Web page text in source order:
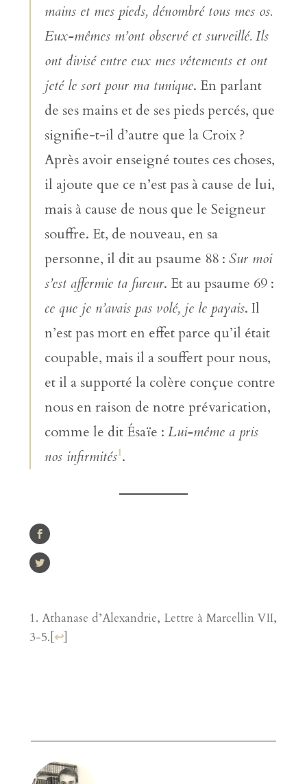
mains et mes pieds, dénombré tous mes os.
Eux-mêmes m’ont observé et surveillé. Ils
ont divisé entre eux mes vêtements et ont
jeté le sort pour ma tunique. En parlant
de ses mains et de ses pieds percés, que
signifie-t-il d’autre que la Croix ?
Après avoir enseigné toutes ces choses,
il ajoute que ce n’est pas à cause de lui,
mais à cause de nous que le Seigneur
souffre. Et, de nouveau, en sa
personne, il dit au psaume 88 : Sur moi
s’est affermie ta fureur. Et au psaume 69 :
ce que je n’avais pas volé, je le payais. Il
n’est pas mort en effet parce qu’il était
coupable, mais il a souffert pour nous,
et il a supporté la colère conçue contre
nous en raison de notre prévarication,
comme le dit Ésaïe : Lui-même a pris
nos infirmités1.
Athanase d’Alexandrie, Lettre à Marcellin VII,
3-5. ↩]